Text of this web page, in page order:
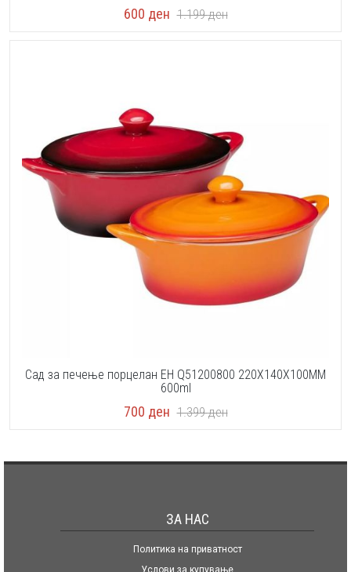
600 ден 1.199ден
Сад за печење порцелан EH Q51200800 220X140X100MM
600ml
700 ден 1.399ден
ЗА НАС
Политика на приватност